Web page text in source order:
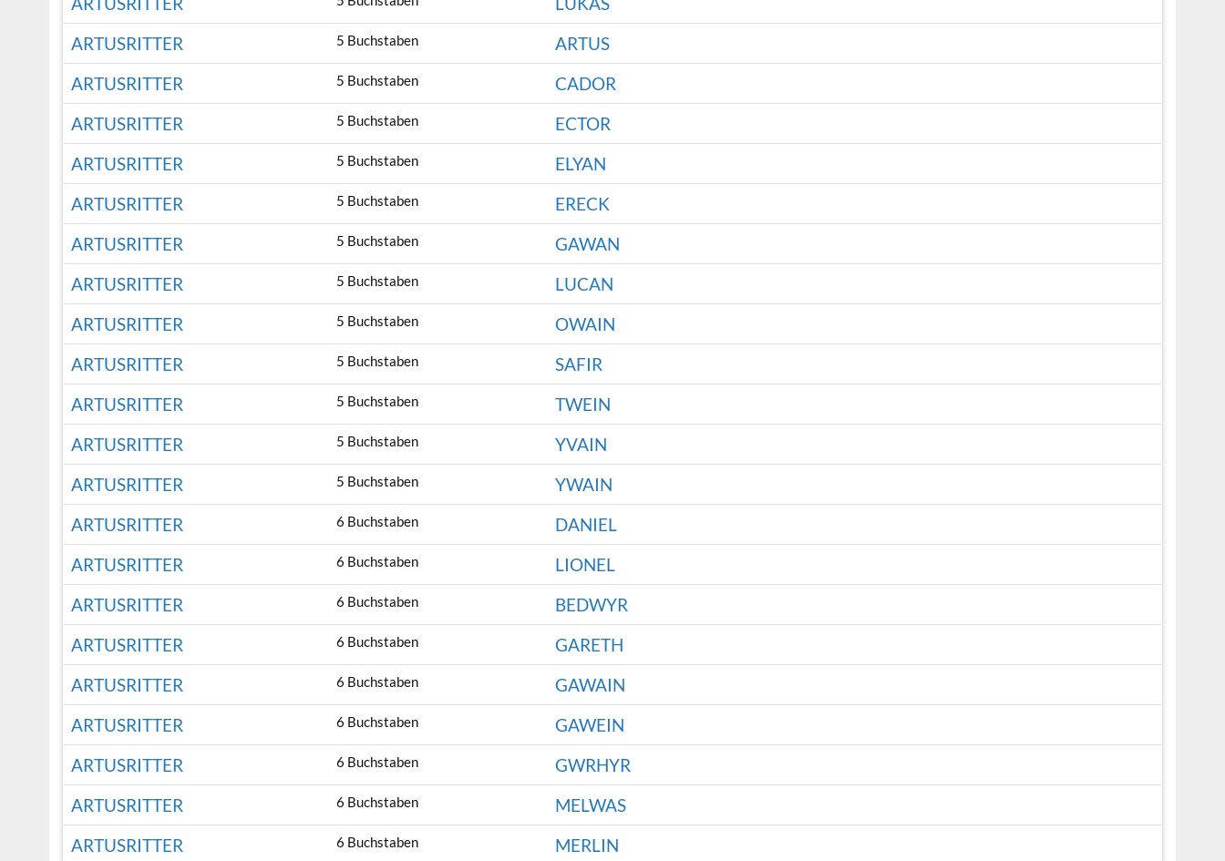
ARTUSRITTER
5 Buchstaben
ARTUS
ARTUSRITTER
5 Buchstaben
CADOR
ARTUSRITTER
5 Buchstaben
ECTOR
ARTUSRITTER
5 Buchstaben
ELYAN
ARTUSRITTER
5 Buchstaben
ERECK
ARTUSRITTER
5 Buchstaben
GAWAN
ARTUSRITTER
5 Buchstaben
LUCAN
ARTUSRITTER
5 Buchstaben
OWAIN
ARTUSRITTER
5 Buchstaben
SAFIR
ARTUSRITTER
5 Buchstaben
TWEIN
ARTUSRITTER
5 Buchstaben
YVAIN
ARTUSRITTER
5 Buchstaben
YWAIN
ARTUSRITTER
6 Buchstaben
DANIEL
ARTUSRITTER
6 Buchstaben
LIONEL
ARTUSRITTER
6 Buchstaben
BEDWYR
ARTUSRITTER
6 Buchstaben
GARETH
ARTUSRITTER
6 Buchstaben
GAWAIN
ARTUSRITTER
6 Buchstaben
GAWEIN
ARTUSRITTER
6 Buchstaben
GWRHYR
ARTUSRITTER
6 Buchstaben
MELWAS
ARTUSRITTER
6 Buchstaben
MERLIN